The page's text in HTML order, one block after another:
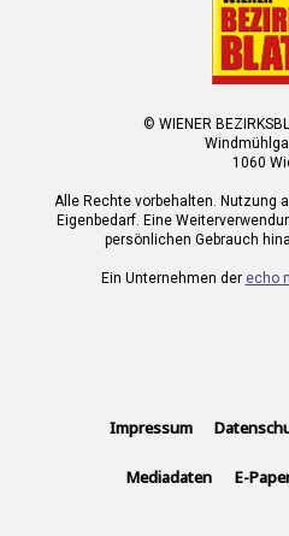
© WIENER
1060
Alle Rechte vorbehalten. Nutzung
Eigenbedarf. Eine
persönlichen Gebrauch
Ein Unternehmen der echo
Impressum
Mediadaten E-